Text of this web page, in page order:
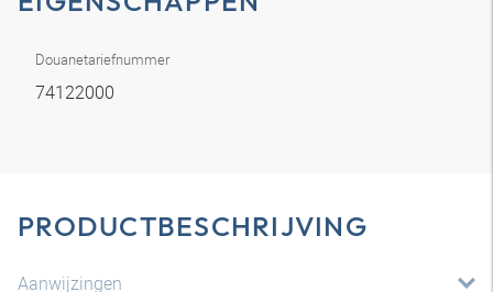
Douanetariefnummer
74122000
PRODUCTBESCHRIJVING
Aanwijzingen